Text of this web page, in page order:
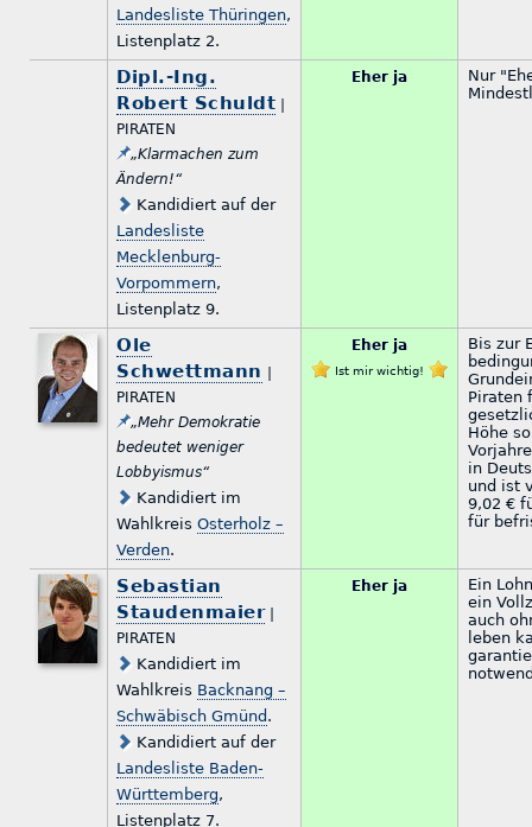
Landesliste Thüringen,
Listenplatz 2.
Dipl.-Ing.
Robert Schuldt
PIRATEN
„Klarmachen zum
Ändern!“
Kandidiert auf der
Landesliste
Mecklenburg-
Vorpommern,
Listenplatz 9.
Eher ja
Nur
Ole
Schwettmann
PIRATEN
„Mehr Demokratie
bedeutet weniger
Lobbyismus“
Kandidiert im
WahlkreisOsterholz –
Verden.
Eher ja
Ist mir wichtig!
Bis zur
Piraten
Höhe
in
und ist
9,02 €
für
Sebastian
Staudenmaier|
PIRATEN
Kandidiert im
Wahlkreis Backnang –
Schwäbisch Gmünd .
Kandidiert auf der
Landesliste Baden-
Württemberg,
Listenplatz 7.
Eher ja
Ein
ein
auch
leben